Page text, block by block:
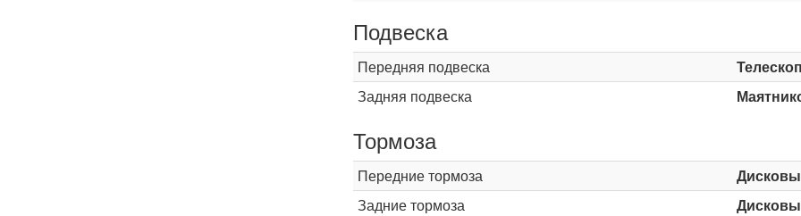
Подвеска
Передняя подвеска
Задняя подвеска
Тормоза
Передние тормоза
Задние тормоза